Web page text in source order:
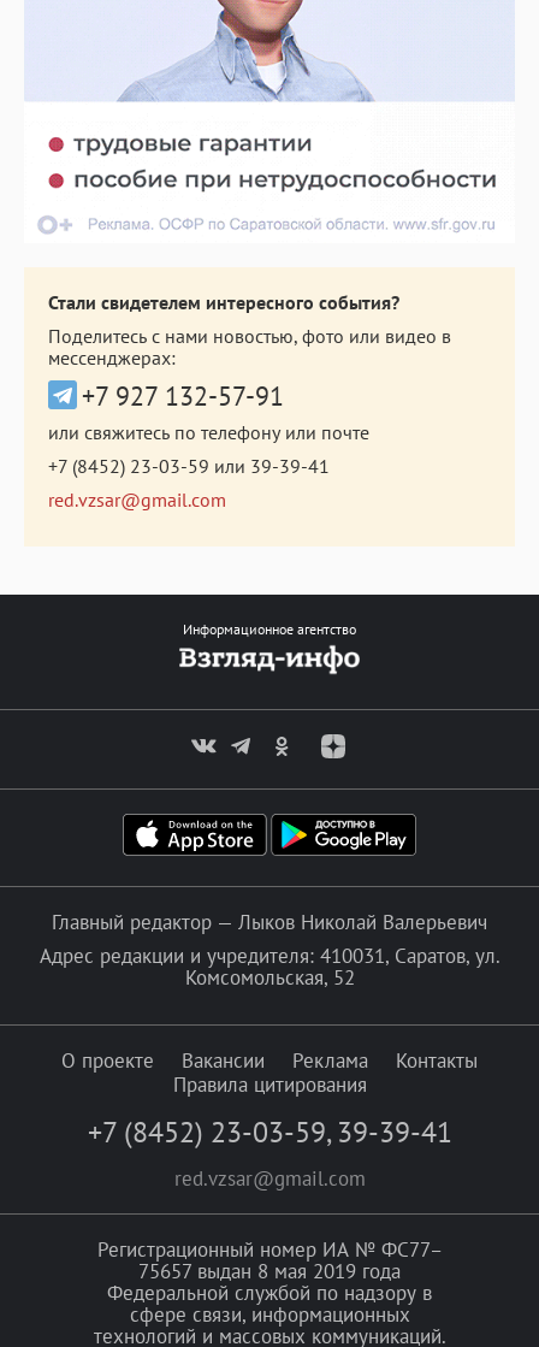
Стали свидетелем интересного события?
Поделитесь с нами новостью, фото или видео в
мессенджерах:
+7 927 132-57-91
или свяжитесь по телефону или почте
+7 (8452) 23-03-59 или 39-39-41
red.vzsar@gmail.com
Информационное агентство
Главный редактор — Лыков Николай Валерьевич
Адрес редакции и учредителя: 410031, Саратов, ул.
Комсомольская, 52
О проекте Вакансии Реклама
Контакты
Правила цитирования
+7 (8452) 23-03-59, 39-39-41
red.vzsar@gmail.com
Регистрационный номер ИА № ФС77–
75657 выдан 8 мая 2019 года
Федеральной службой по надзору в
сфере связи, информационных
технологий и массовых коммуникаций.